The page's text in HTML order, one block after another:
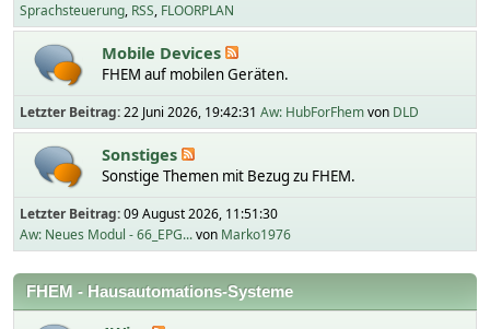
Sprachsteuerung RSS FLOORPLAN
Mobile Devices
FHEM auf mobilen Geräten.
Letzter Beitrag:22 Juni 2026, 19:42:31 Aw: HubForFhemvon DLD
Sonstiges
Sonstige Themen mit Bezug zu FHEM.
Letzter Beitrag:09 August 2026, 11:51:30
Aw: Neues Modul - 66_EPG...von Marko1976
FHEM - Hausautomations-Systeme